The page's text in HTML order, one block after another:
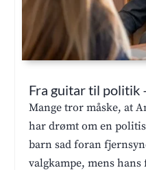
Fra guitar til politik
Mange tror måske, at
har drømt om en
barn sad foran
valgkampe, mens